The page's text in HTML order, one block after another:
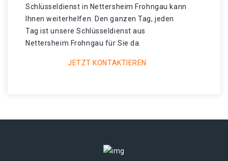
Schlüsseldienst in Nettersheim Frohngau kann
Ihnen weiterhelfen. Den ganzen Tag, jeden
Tag ist unsere Schlüsseldienst aus
Nettersheim Frohngau für Sie da.
JETZT KONTAKTIEREN